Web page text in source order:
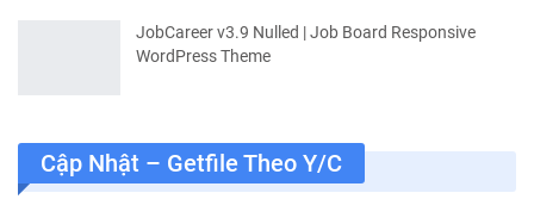
JobCareer v3.9 Nulled | Job Board Responsive
WordPress Theme
Cập Nhật – Getfile Theo Y/c